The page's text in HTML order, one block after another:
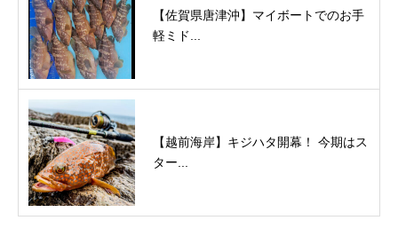
【佐賀県唐津沖】マイボートでのお手
軽ミド...
【越前海岸】キジハタ開幕！ 今期はス
ター...